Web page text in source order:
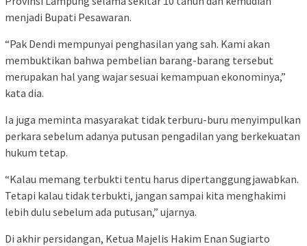
menjadi Bupati Pesawaran.
“Pak Dendi mempunyai penghasilan yang sah. Kami akan
membuktikan bahwa pembelian barang-barang tersebut
merupakan hal yang wajar sesuai kemampuan ekonominya,”
kata dia.
Ia juga meminta masyarakat tidak terburu-buru menyimpulkan
perkara sebelum adanya putusan pengadilan yang berkekuatan
hukum tetap.
“Kalau memang terbukti tentu harus dipertanggungjawabkan.
Tetapi kalau tidak terbukti, jangan sampai kita menghakimi
lebih dulu sebelum ada putusan,” ujarnya.
Di akhir persidangan, Ketua Majelis Hakim Enan Sugiarto